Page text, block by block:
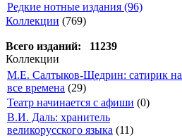
Редкие нотные издания (96)
Коллекции (769)
Всего изданий: 11239
Коллекции
М.Е. Салтыков-Щедрин: сатирик на
все времена (29)
Театр начинается с афиши (0)
В.И. Даль: хранитель
великорусского языка (11)